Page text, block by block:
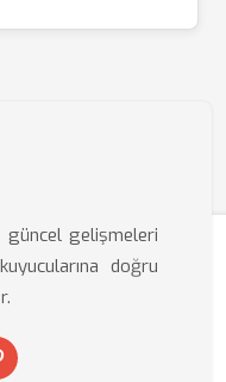
güncel gelişmeleri
doğru